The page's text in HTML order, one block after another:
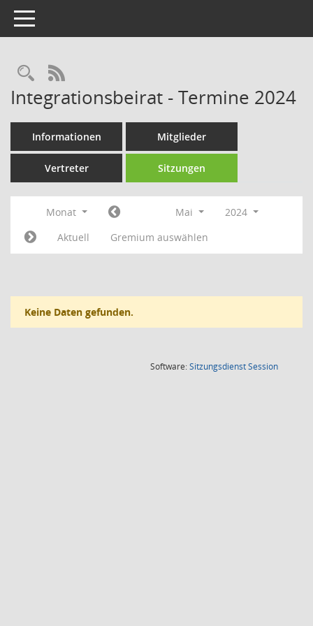
Toggle navigation
Rechercheauswahl
RSS-Feed
Integrationsbeirat - Termine 2024
Informationen Mitglieder
Vertreter Sitzungen
Monat Mai
2024
Aktuell
Gremium auswählen
Keine Daten gefunden.
Software:SitzungsdienstSession(Wird in